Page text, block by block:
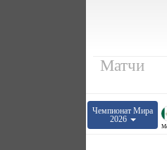
Матчи
Чемпионат Мира
2026